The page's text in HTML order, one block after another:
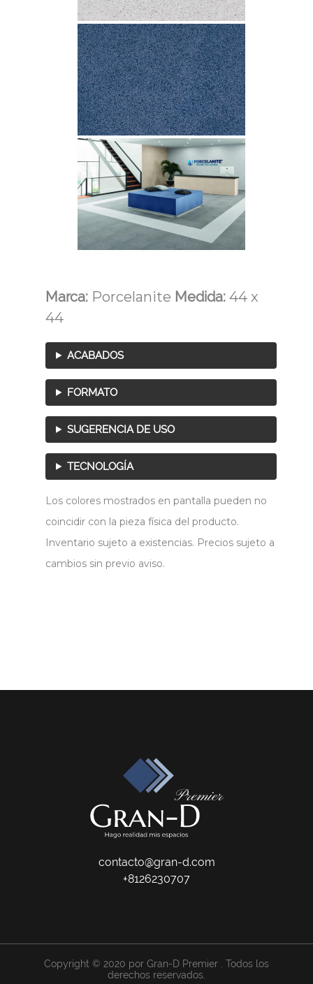
Marca: Porcelanite Medida: 44 x
44
ACABADOS
FORMATO
SUGERENCIA DE USO
TECNOLOGÍA
Los colores mostrados en pantalla pueden no
coincidir con la pieza física del producto.
Inventario sujeto a existencias. Precios sujeto a
cambios sin previo aviso.
contacto@gran-d.com
+8126230707
Copyright © 2020 por Gran-D Premier . Todos los
derechos reservados.